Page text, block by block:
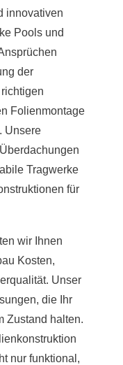
innovativen
Pools und
der
Folienmontage
Unsere
Tragwerke
für
wir Ihnen
Kosten,
Unser
die Ihr
Zustand halten.
nur funktional,